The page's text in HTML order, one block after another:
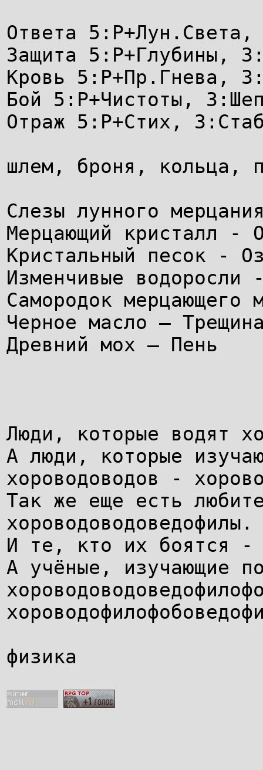
Ответа 5:Р+Лун.Света,
Защита 5:Р+Глубины,
Кровь 5:Р+Пр.Гнева,
Бой 5:Р+Чистоты,
Отраж 5:Р+Стих,
шлем, броня, кольца,
Слезы лунного
Мерцающий кристалл -
Кристальный песок -
Изменчивые водоросли
Самородок
Черное масло –
Древний мох – Пень
Люди, которые водят
А люди, которые
хороводоводов -
Так же еще есть
хороводоводоведофилы.
И те, кто их боятся -
А учёные, изучающие
физика